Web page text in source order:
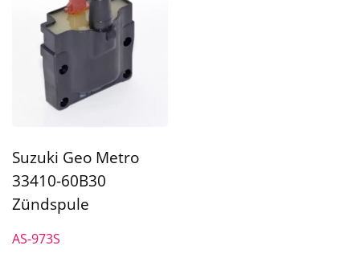
Suzuki Geo Metro
33410-60B30
Zündspule
AS-973S